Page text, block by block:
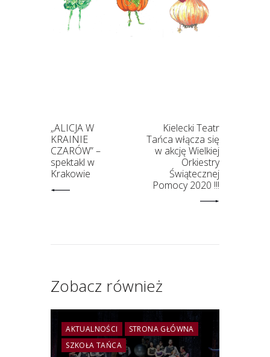
„ALICJA W
KRAINIE
CZARÓW” –
spektakl w
Krakowie
Kielecki Teatr
Tańca włącza się
w akcję Wielkiej
Orkiestry
Świątecznej
Pomocy 2020 !!!
Zobacz również
AKTUALNOŚCI
STRONA GŁÓWNA
SZKOŁA TAŃCA